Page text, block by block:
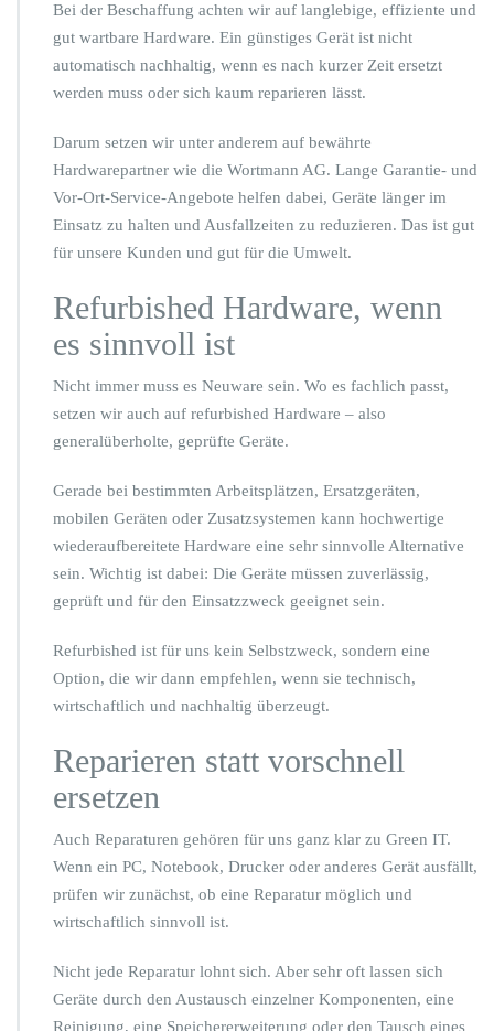
n
u
t
Bei der Beschaffung achten wir auf langlebige, effiziente und
gut wartbare Hardware. Ein günstiges Gerät ist nicht
automatisch nachhaltig, wenn es nach kurzer Zeit ersetzt
werden muss oder sich kaum reparieren lässt.
Darum setzen wir unter anderem auf bewährte
Hardwarepartner wie die Wortmann AG. Lange Garantie- und
Vor-Ort-Service-Angebote helfen dabei, Geräte länger im
Einsatz zu halten und Ausfallzeiten zu reduzieren. Das ist gut
für unsere Kunden und gut für die Umwelt.
Refurbished Hardware, wenn
es sinnvoll ist
Nicht immer muss es Neuware sein. Wo es fachlich passt,
setzen wir auch auf refurbished Hardware – also
generalüberholte, geprüfte Geräte.
Gerade bei bestimmten Arbeitsplätzen, Ersatzgeräten,
mobilen Geräten oder Zusatzsystemen kann hochwertige
wiederaufbereitete Hardware eine sehr sinnvolle Alternative
sein. Wichtig ist dabei: Die Geräte müssen zuverlässig,
geprüft und für den Einsatzzweck geeignet sein.
Refurbished ist für uns kein Selbstzweck, sondern eine
Option, die wir dann empfehlen, wenn sie technisch,
wirtschaftlich und nachhaltig überzeugt.
Reparieren statt vorschnell
ersetzen
Auch Reparaturen gehören für uns ganz klar zu Green IT.
Wenn ein PC, Notebook, Drucker oder anderes Gerät ausfällt,
prüfen wir zunächst, ob eine Reparatur möglich und
wirtschaftlich sinnvoll ist.
Nicht jede Reparatur lohnt sich. Aber sehr oft lassen sich
Geräte durch den Austausch einzelner Komponenten, eine
Reinigung, eine Speichererweiterung oder den Tausch eines